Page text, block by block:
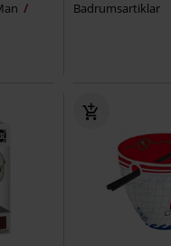
Badrumsartiklar